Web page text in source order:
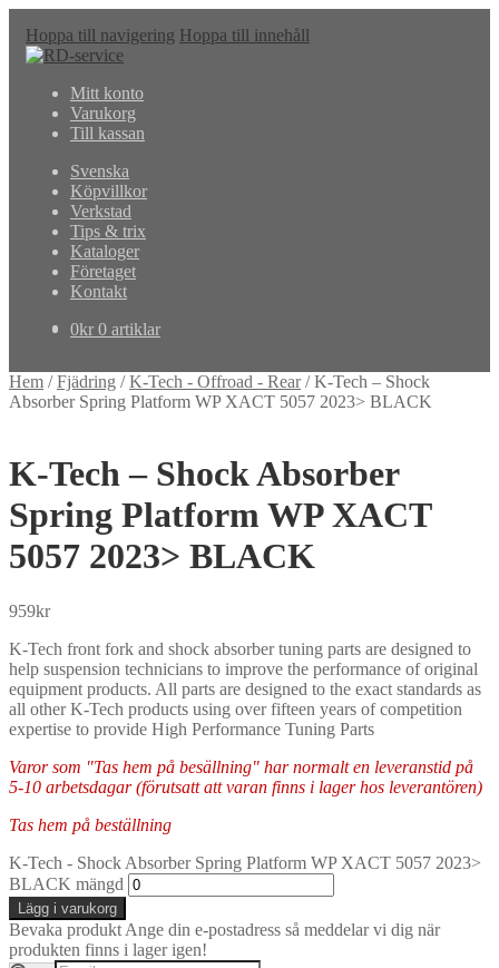
Hoppa till navigering Hoppa till innehåll
Mitt konto
Varukorg
Till kassan
Svenska
Köpvillkor
Verkstad
Tips & trix
Kataloger
Företaget
Kontakt
0kr 0 artiklar
Hem /Fjädring /K-Tech - Offroad - Rear/K-Tech – Shock
Absorber Spring Platform WP XACT 5057 2023> BLACK
K-Tech – Shock Absorber
Spring Platform WP XACT
5057 2023> BLACK
959kr
K-Tech front fork and shock absorber tuning parts are designed to
help suspension technicians to improve the performance of original
equipment products. All parts are designed to the exact standards as
all other K-Tech products using over fifteen years of competition
expertise to provide High Performance Tuning Parts
Varor som "Tas hem på besällning" har normalt en leveranstid på
5-10 arbetsdagar (förutsatt att varan finns i lager hos leverantören)
Tas hem på beställning
K-Tech - Shock Absorber Spring Platform WP XACT 5057 2023>
BLACK mängd
Lägg i varukorg
Bevaka produkt Ange din e-postadress så meddelar vi dig när
produkten finns i lager igen!